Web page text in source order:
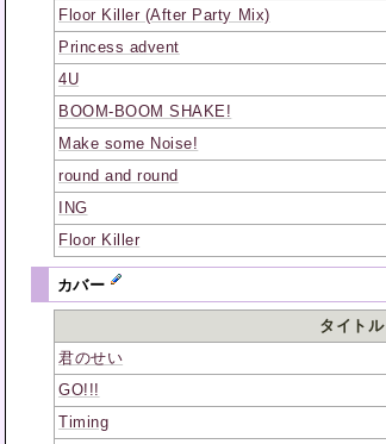
Floor Killer (After Party Mix)
Princess advent
4U
BOOM-BOOM SHAKE!
Make some Noise!
round and round
ING
Floor Killer
カバー
タイトル
君のせい
GO!!!
Timing